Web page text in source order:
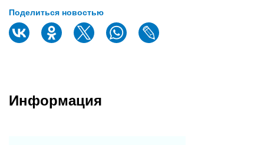
Поделиться новостью
Информация